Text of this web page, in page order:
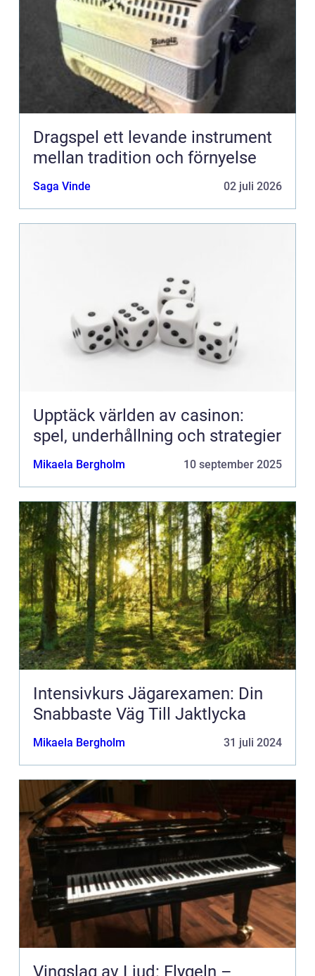
Dragspel ett levande instrument
mellan tradition och förnyelse
Saga Vinde 02 juli 2026
Upptäck världen av casinon:
spel, underhållning och strategier
Mikaela Bergholm 10 september 2025
Intensivkurs Jägarexamen: Din
Snabbaste Väg Till Jaktlycka
Mikaela Bergholm 31 juli 2024
Vingslag av Ljud: Flygeln –